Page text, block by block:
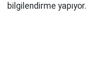
bilgilendirme yapıyor.